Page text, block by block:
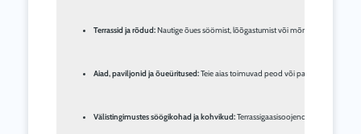
Terrassid ja rõdud: Nautige õues söömist, lõõgastumist või mõnusaid hetki
Aiad, paviljonid ja õueüritused: Teie aias toimuvad peod või paviljonis
Välistingimustes söögikohad ja kohvikud: Terrassigaasisoojendaja loob